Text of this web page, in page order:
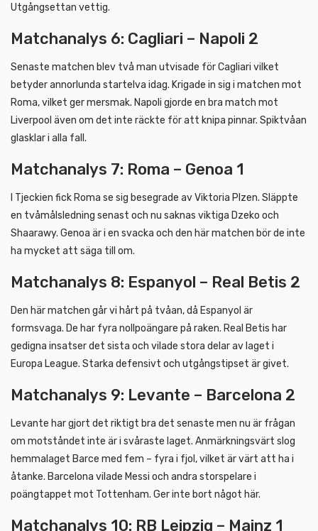
Utgångsettan vettig.
Matchanalys 6: Cagliari – Napoli 2
Senaste matchen blev två man utvisade för Cagliari vilket
betyder annorlunda startelva idag. Krigade in sig i matchen mot
Roma, vilket ger mersmak. Napoli gjorde en bra match mot
Liverpool även om det inte räckte för att knipa pinnar. Spiktvåan
glasklar i alla fall.
Matchanalys 7: Roma – Genoa 1
I Tjeckien fick Roma se sig besegrade av Viktoria Plzen. Släppte
en tvåmålsledning senast och nu saknas viktiga Dzeko och
Shaarawy. Genoa är i en svacka och den här matchen bör de inte
ha mycket att säga till om.
Matchanalys 8: Espanyol – Real Betis 2
Den här matchen går vi hårt på tvåan, då Espanyol är
formsvaga. De har fyra nollpoängare på raken. Real Betis har
gedigna insatser det sista och vilade stora delar av laget i
Europa League. Starka defensivt och utgångstipset är givet.
Matchanalys 9: Levante – Barcelona 2
Levante har gjort det riktigt bra det senaste men nu är frågan
om motståndet inte är i svåraste laget. Anmärkningsvärt slog
hemmalaget Barce med fem – fyra i fjol, vilket är värt att ha i
åtanke. Barcelona vilade Messi och andra storspelare i
poängtappet mot Tottenham. Ger inte bort något här.
Matchanalys 10: RB Leipzig – Mainz 1